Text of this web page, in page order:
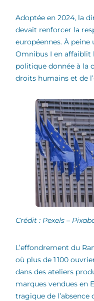
Adoptée en 2024, la
devait renforcer la
européennes. À
Omnibus I en affaiblit
politique donnée à la
droits humains et de
Crédit : Pexels –
L’effondrement du
où plus de 1 100
dans des ateliers
marques vendues en
tragique de l’absence